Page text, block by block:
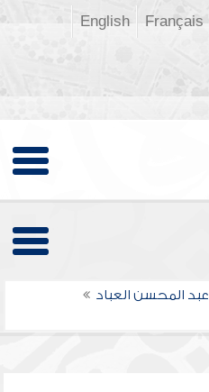
Français
English
عبد المحسن العباد